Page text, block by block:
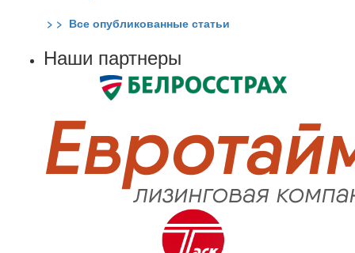
> > Все опубликованные статьи
Наши партнеры